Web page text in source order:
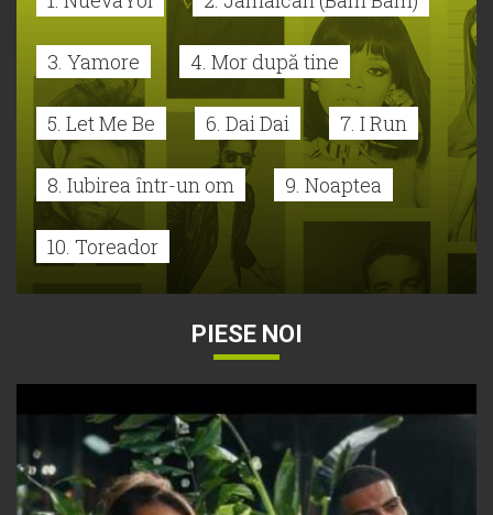
3. Yamore 4. Mor după tine
5. Let Me Be 6. Dai Dai 7. I Run
8. Iubirea într-un om 9. Noaptea
10. Toreador
PIESE NOI